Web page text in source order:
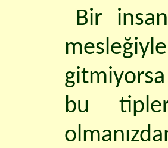
Bir
bu tipler